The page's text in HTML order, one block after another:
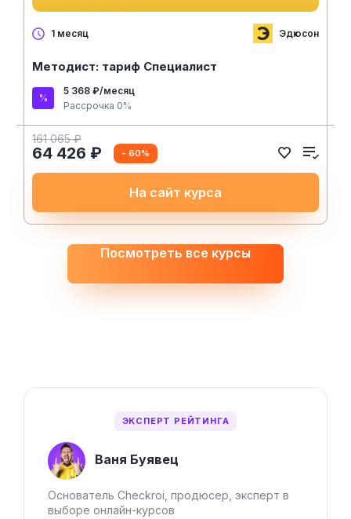
ЭКСПЕРТ РЕЙТИНГА
Ваня Буявец
Основатель Checkroi, продюсер, эксперт в
выборе онлайн-курсов
1 месяц Эдюсон
Методист: тариф Специалист
5 368 ₽/месяц
Рассрочка 0%
161 065 ₽
64 426 ₽ - 60%
На сайт курса
Посмотреть все курсы